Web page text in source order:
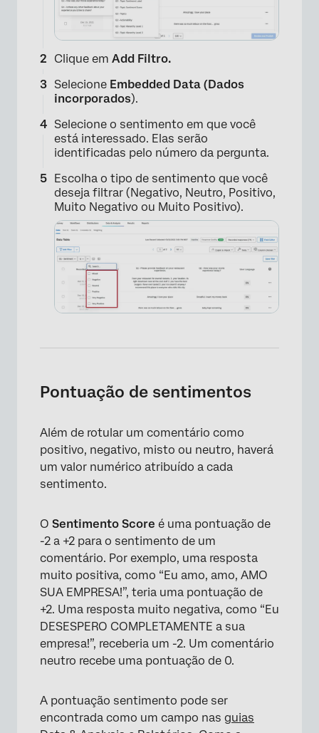
×
×
Clique em Add Filtro.
Selecione Embedded Data (Dados
incorporados).
Selecione o sentimento em que você
está interessado. Elas serão
identificadas pelo número da pergunta.
Escolha o tipo de sentimento que você
deseja filtrar (Negativo, Neutro, Positivo,
Muito Negativo ou Muito Positivo).
Pontuação de sentimentos
Além de rotular um comentário como
positivo, negativo, misto ou neutro, haverá
um valor numérico atribuído a cada
sentimento.
O Sentimento Score é uma pontuação de
-2 a +2 para o sentimento de um
comentário. Por exemplo, uma resposta
muito positiva, como “Eu amo, amo, AMO
SUA EMPRESA!”, teria uma pontuação de
+2. Uma resposta muito negativa, como “Eu
DESESPERO COMPLETAMENTE a sua
empresa!”, receberia um -2. Um comentário
neutro recebe uma pontuação de 0.
A pontuação sentimento pode ser
encontrada como um campo nas guias